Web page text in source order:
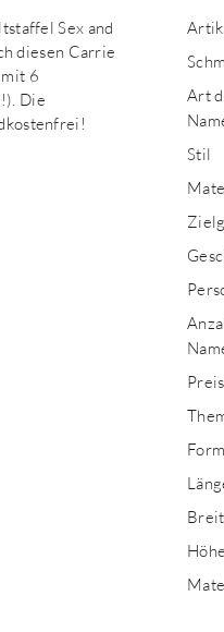
Sex and
diesen Carrie
6
Die
Art
Stil
Preis
Form
Höhe